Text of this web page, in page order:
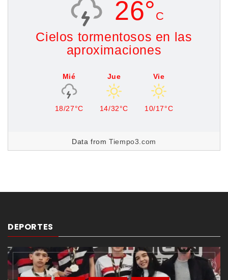
26° C
Cielos tormentosos en las
aproximaciones
Mié
18/27°C
Jue
14/32°C
Vie
10/17°C
Data fromTiempo3.com
DEPORTES